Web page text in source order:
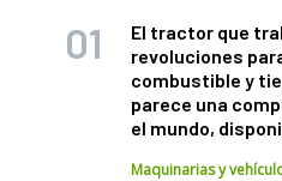
El tractor que
revoluciones
combustible y
parece una
el mundo,
Maquinarias y